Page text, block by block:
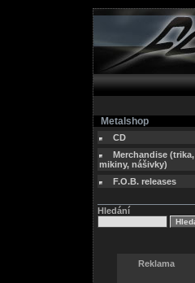
Metalshop
CD
Merchandise (trika,
mikiny, nášivky)
F.O.B. releases
Hledání
Reklama